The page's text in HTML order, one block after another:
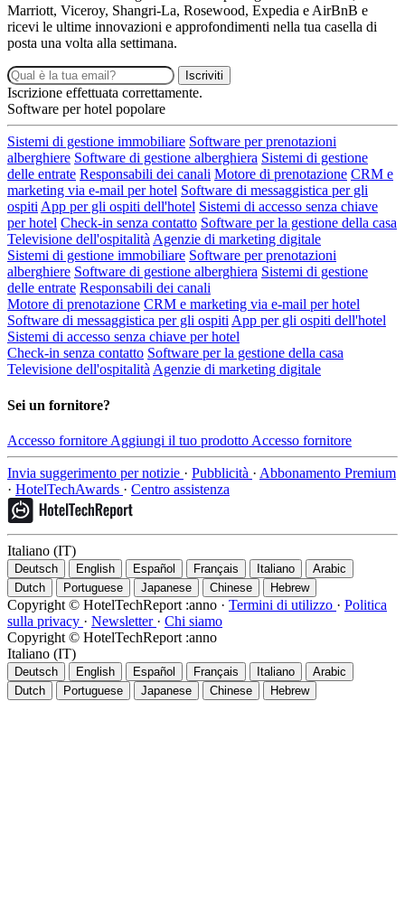
Marriott, Viceroy, Shangri-La, Rosewood, Expedia e AirBnB e
ricevi le ultime innovazioni e approfondimenti nella tua casella di
posta una volta alla settimana.
Iscriviti
Iscrizione effettuata correttamente.
Software per hotel popolare
Sistemi di gestione immobiliare Software per prenotazioni
alberghiere Software di gestione alberghiera Sistemi di gestione
delle entrate Responsabili dei canali Motore di prenotazione CRM e
marketing via e-mail per hotel Software di messaggistica per gli
ospiti App per gli ospiti dell'hotel Sistemi di accesso senza chiave
per hotel Check-in senza contatto Software per la gestione della casa
Televisione dell'ospitalità Agenzie di marketing digitale
Sistemi di gestione immobiliare Software per prenotazioni
alberghiere Software di gestione alberghiera Sistemi di gestione
delle entrate Responsabili dei canali
Motore di prenotazione CRM e marketing via e-mail per hotel
Software di messaggistica per gli ospiti App per gli ospiti dell'hotel
Sistemi di accesso senza chiave per hotel
Check-in senza contatto Software per la gestione della casa
Televisione dell'ospitalità Agenzie di marketing digitale
Sei un fornitore?
Accesso fornitore Aggiungi il tuo prodotto Accesso fornitore
Invia suggerimento per notizie · Pubblicità · Abbonamento Premium
· HotelTechAwards · Centro assistenza
Italiano (IT)
Deutsch English Español Français Italiano
Arabic
Dutch
Portuguese Japanese Chinese Hebrew
Copyright © HotelTechReport :anno · Termini di utilizzo · Politica
sulla privacy · Newsletter · Chi siamo
Copyright © HotelTechReport :anno
Italiano (IT)
Deutsch English Español Français Italiano
Arabic
Dutch
Portuguese Japanese Chinese Hebrew